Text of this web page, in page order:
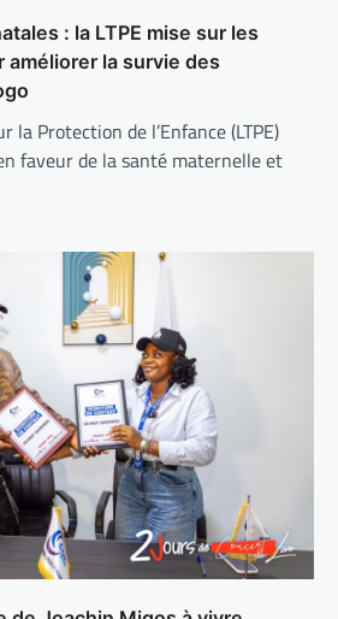
: la LTPE mise sur les
améliorer la survie des
la Protection de l’Enfance (LTPE)
faveur de la santé maternelle et